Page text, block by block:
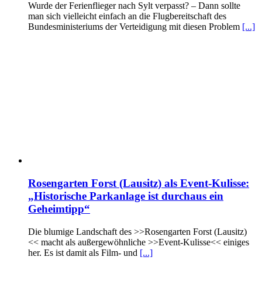
Wurde der Ferienflieger nach Sylt verpasst? – Dann sollte
man sich vielleicht einfach an die Flugbereitschaft des
Bundesministeriums der Verteidigung mit diesen Problem [...]
Rosengarten Forst (Lausitz) als Event-Kulisse:
„Historische Parkanlage ist durchaus ein
Geheimtipp“
Die blumige Landschaft des >>Rosengarten Forst (Lausitz)
<< macht als außergewöhnliche >>Event-Kulisse<< einiges
her. Es ist damit als Film- und [...]